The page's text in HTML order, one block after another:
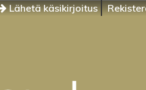
Lähetä käsikirjoitus